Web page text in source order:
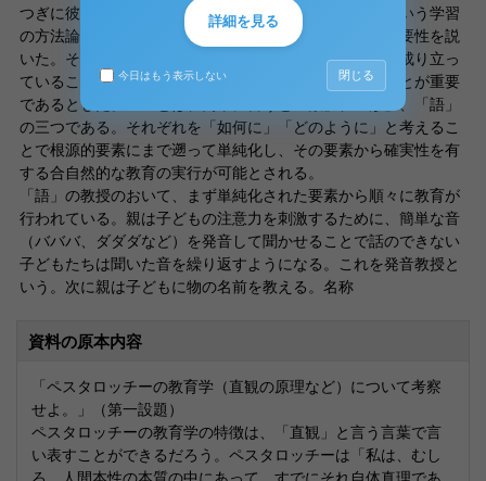
つぎに彼の理論の中で注目すべき点は「直感のABC」という学習
の方法論であろう。上記に示したとおり、彼は直観の重要性を説
いた。その中でさらに彼は直観が三つの根本的要素から成り立っ
ていることを発見しその三つの基礎的部分を学習することが重要
であるとした。三つとは、簡単に言うと「数」、「形」、「語」
の三つである。それぞれを「如何に」「どのように」と考えるこ
とで根源的要素にまで遡って単純化し、その要素から確実性を有
する合自然的な教育の実行が可能とされる。
「語」の教授のおいて、まず単純化された要素から順々に教育が
行われている。親は子どもの注意力を刺激するために、簡単な音
（バババ、ダダダなど）を発音して聞かせることで話のできない
子どもたちは聞いた音を繰り返すようになる。これを発音教授と
いう。次に親は子どもに物の名前を教える。名称
資料の原本内容
「ペスタロッチーの教育学（直観の原理など）について考察
せよ。」（第一設題）
ペスタロッチーの教育学の特徴は、「直観」と言う言葉で言
い表すことができるだろう。ペスタロッチーは「私は、むし
詳細を見る
今日はもう表示しない 閉じる